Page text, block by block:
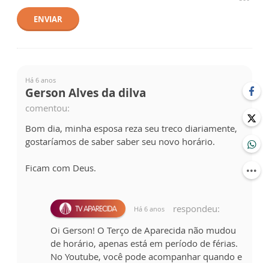
ENVIAR
Há 6 anos
Gerson Alves da dilva
comentou:
Bom dia, minha esposa reza seu treco diariamente,
gostaríamos de saber saber seu novo horário.
Ficam com Deus.
Há 6 anos
respondeu:
Oi Gerson! O Terço de Aparecida não mudou
de horário, apenas está em período de férias.
No Youtube, você pode acompanhar quando e